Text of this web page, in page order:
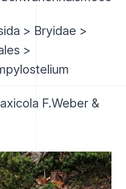
> Bryidae >
>
F.Weber &